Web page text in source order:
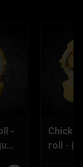
-
roll -